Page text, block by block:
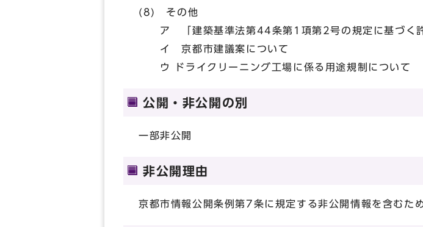
(8) その他
ア 「建築基準法第44条第1項第2号の規定に基づく許
イ 京都市建議案について
ウ ドライクリーニング工場に係る用途規制について
公開・非公開の別
一部非公開
非公開理由
京都市情報公開条例第7条に規定する非公開情報を含むた